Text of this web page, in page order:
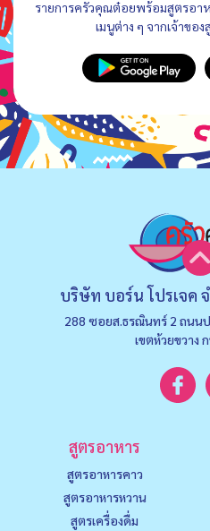
รายการครัวคุณต๋อยพร้อมสูตรอา
เมนูต่าง ๆ จากเจ้าขอ
บริษัท บอร์น โปรเจค
288 ซอยส.ธรณินทร์ 2 ถนน
เขตห้วยขวาง
สูตรอาหาร
สูตรอาหารคาว
สูตรอาหารหวาน
สูตรเครื่องดื่ม